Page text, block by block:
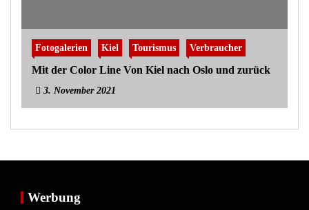
Fotogalerien Kiel Tourismus Verbraucher
Mit der Color Line Von Kiel nach Oslo und zurück
3. November 2021
Werbung